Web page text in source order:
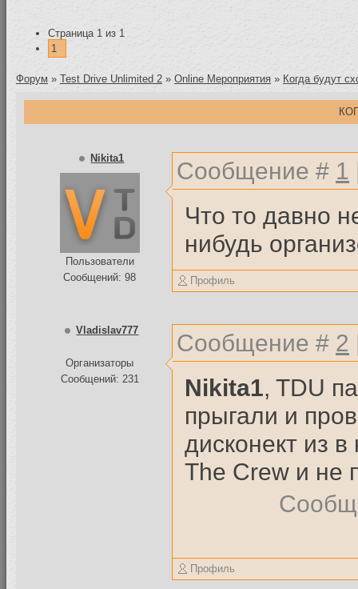
Страница 1 из 1
1
Форум » Test Drive Unlimited 2 » Online Мероприятия » Когда будут
Nikita1
Пользователи
Сообщений: 98
Сообщение # 1
Что то давно
нибудь
Профиль
Vladislav777
Организаторы
Сообщений: 231
Сообщение # 2
Nikita1, TDU
прыгали и
дисконект из
The Crew и не
Профиль